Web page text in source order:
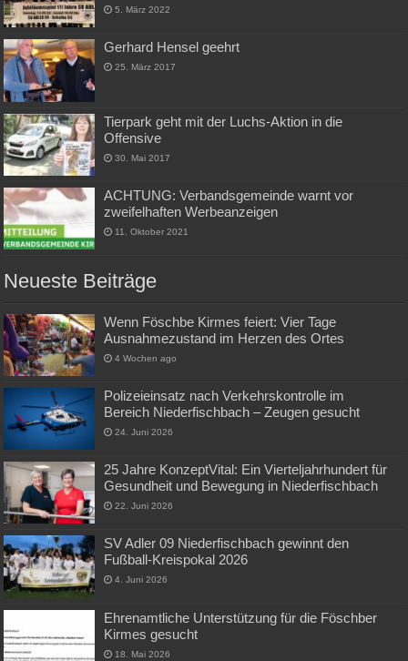
5. März 2022
Gerhard Hensel geehrt
25. März 2017
Tierpark geht mit der Luchs-Aktion in die
Offensive
30. Mai 2017
ACHTUNG: Verbandsgemeinde warnt vor
zweifelhaften Werbeanzeigen
11. Oktober 2021
Neueste Beiträge
Wenn Föschbe Kirmes feiert: Vier Tage
Ausnahmezustand im Herzen des Ortes
4 Wochen ago
Polizeieinsatz nach Verkehrskontrolle im
Bereich Niederfischbach – Zeugen gesucht
24. Juni 2026
25 Jahre KonzeptVital: Ein Vierteljahrhundert für
Gesundheit und Bewegung in Niederfischbach
22. Juni 2026
SV Adler 09 Niederfischbach gewinnt den
Fußball-Kreispokal 2026
4. Juni 2026
Ehrenamtliche Unterstützung für die Föschber
Kirmes gesucht
18. Mai 2026